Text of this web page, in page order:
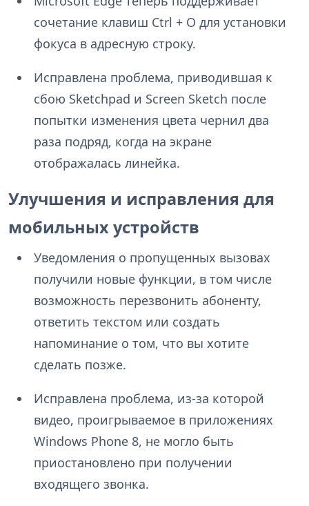
сочетание клавиш Ctrl + O для установки
фокуса в адресную строку.
Исправлена проблема, приводившая к
сбою Sketchpad и Screen Sketch после
попытки изменения цвета чернил два
раза подряд, когда на экране
отображалась линейка.
Улучшения и исправления для
мобильных устройств
Уведомления о пропущенных вызовах
получили новые функции, в том числе
возможность перезвонить абоненту,
ответить текстом или создать
напоминание о том, что вы хотите
сделать позже.
Исправлена проблема, из-за которой
видео, проигрываемое в приложениях
Windows Phone 8, не могло быть
приостановлено при получении
входящего звонка.